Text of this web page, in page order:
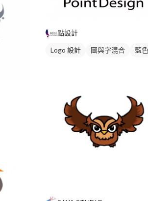
點設計
Logo 設計 圖與字混合 藍色